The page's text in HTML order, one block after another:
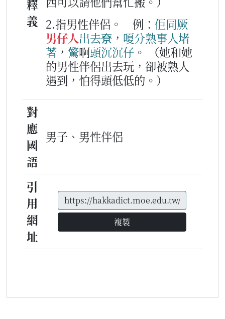
釋
義 2.指男性伴侶。
例： 佢同厥
男仔人出去尞 ， 嗄分熟事人堵
著 ， 驚啊頭沉沉仔 。
（她和她
的男性伴侶出去玩，卻被熟人
遇到，怕得頭低低的。）
對
應
國
語
男子、男性伴侶
引
用
網
址
複製